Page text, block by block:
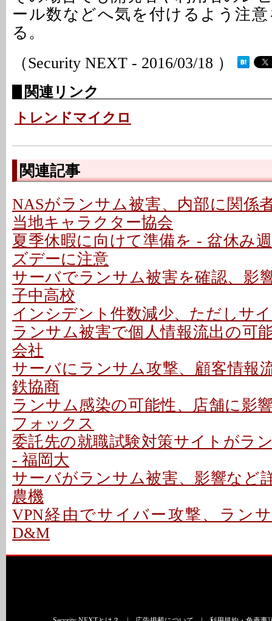
ール数などへ気を付けるよう注
る。
（Security NEXT - 2016/03/18 ）
関連リンク
トレンドマイクロ
関連記事
NASがランサム被害、内部に関係
当地キャラクター協会
夏季休暇に向けて準備を - 盆休み
ズデーに注意
サーバでランサム被害を確認、影
子中高校
インシデント件数減少、ただしサ
ランサム被害で個人情報流出の可
会社
サーバにランサム攻撃、顧客情報
鉄協商
ランサム感染の可能性、店舗に影
フォックス
委託先の就職試験対策サイトがラ
- 福岡大
サーバがランサム被害、影響など
農機
VPN経由でサイバー攻撃、ラン
D&M